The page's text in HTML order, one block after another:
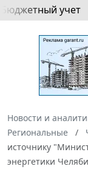
Бюджетный учет
Новости и
Региональные
источнику
энергетики